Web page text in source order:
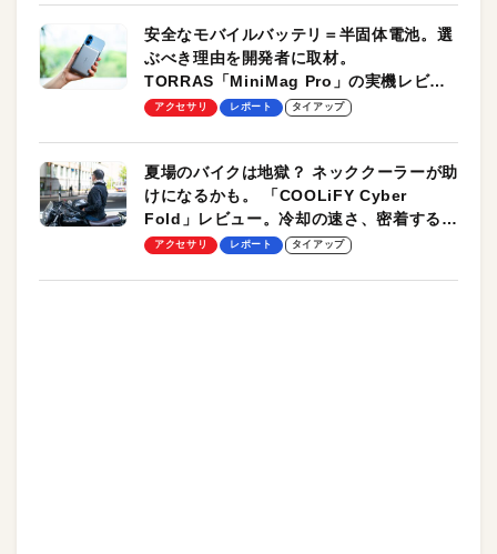
安全なモバイルバッテリ＝半固体電池。選
ぶべき理由を開発者に取材。
TORRAS「MiniMag Pro」の実機レビュ
ーも
アクセサリ レポート タイアップ
夏場のバイクは地獄？ ネッククーラーが助
けになるかも。 「COOLiFY Cyber
Fold」レビュー。冷却の速さ、密着する冷
却プレート、シンプルな操作性がグッド！
アクセサリ レポート タイアップ